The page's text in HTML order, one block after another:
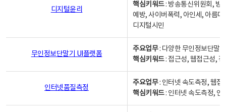
디지털윤리
핵심키워드: 방송통신위원회, 방
예방, 사이버폭력, 아인세, 아름
디지털시민
무인정보단말기 UI플랫폼
주요업무: 다양한 무인정보단말
핵심키워드: 접근성, 웹접근성,
인터넷품질측정
주요업무: 인터넷 속도측정, 웹접
핵심키워드: 인터넷 속도측정, 인